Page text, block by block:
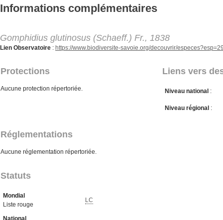
Aller au contenu principal
Informations complémentaires
Gomphidius glutinosus (Schaeff.) Fr., 1838
Lien Observatoire : https://www.biodiversite-savoie.org/decouvrir/
Protections Liens vers
Aucune protection répertoriée. Niveau national :
Niveau régional :
Réglementations
Aucune réglementation répertoriée.
Statuts
Mondial
Liste rouge
LC
National